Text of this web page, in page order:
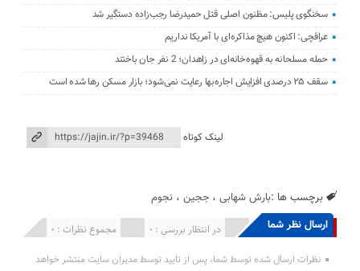
سخنگوی پلیس: مظنون اصلی قتل حمیدرضا رجب‌زاده دستگیر شد
عراقچی: اکنون هیچ مذاکره‌ای با آمریکا نداریم
حمله مسلحانه به قهوه‌خانه‌ای در زاهدان؛ 2 نفر جان باختند
سقف ۲۵ درصدی افزایش اجاره‌بها رعایت نمی‌شود؛ بازار مسکن رها شده است
لینک کوتاه
برچسب ها :بارش شهابی ،ججین ، نجوم
ارسال نظر شما مجموع نظرات : 0 در انتظار بررسی : 0 انتشار یافته : 0
نظرات ارسال شده توسط شما، پس از تایید توسط مدیران سایت منتشر خواهد